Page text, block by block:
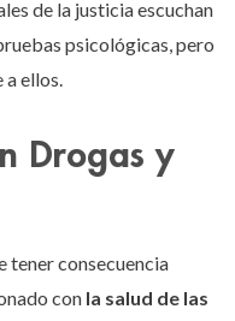
de la justicia escuchan
psicológicas, pero
a ellos.
Drogas y
tener consecuencia
con la salud de las